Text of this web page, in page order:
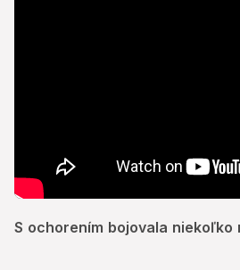
S ochorením bojovala niekoľko